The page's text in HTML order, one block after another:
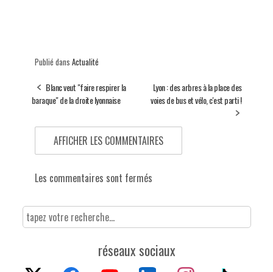
Publié dans Actualité
Blanc veut "faire respirer la
baraque" de la droite lyonnaise
Lyon : des arbres à la place des
voies de bus et vélo, c'est parti !
AFFICHER LES COMMENTAIRES
Les commentaires sont fermés
réseaux sociaux